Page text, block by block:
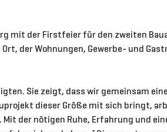
mit der Firstfeier für den zweiten
der Wohnungen, Gewerbe- und
Sie zeigt, dass wir gemeinsam
dieser Größe mit sich bringt,
der nötigen Ruhe, Erfahrung und